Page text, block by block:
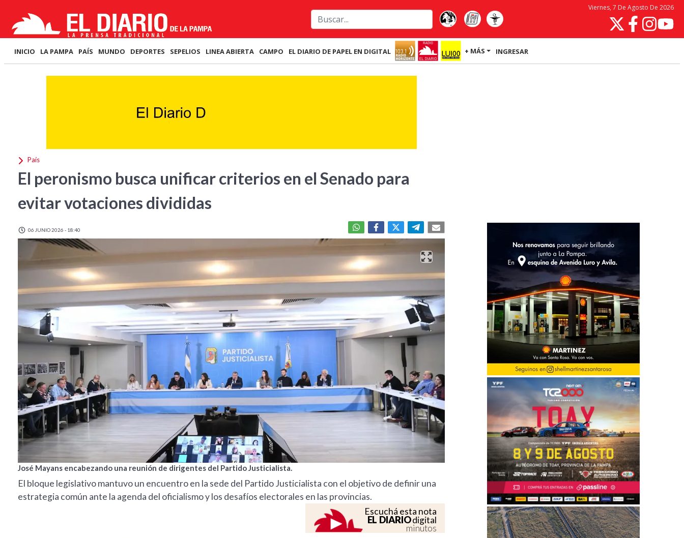
Viernes, 7 De Agosto De 2026
INICIO LA PAMPA PAÍS MUNDO DEPORTES SEPELIOS LINEA ABIERTA CAMPO EL DIARIO DE PAPEL EN DIGITAL + MÁS INGRESAR
País
El peronismo busca unificar criterios en el Senado para
evitar votaciones divididas
06 JUNIO 2026 - 18:40
José Mayans encabezando una reunión de dirigentes del Partido Justicialista.
El bloque legislativo mantuvo un encuentro en la sede del Partido Justicialista con el objetivo de definir una
estrategia común ante la agenda del oficialismo y los desafíos electorales en las provincias.
Escuchá esta nota
EL DIARIOdigital
minutos